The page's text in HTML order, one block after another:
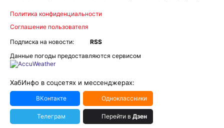
Политика конфиденциальности
Соглашение пользователя
Подписка на новости:
RSS
Данные погоды предоставляются сервисом
ХабИнфо в соцсетях и мессенджерах:
ВКонтакте Одноклассники
Телеграм Перейти в Дзен